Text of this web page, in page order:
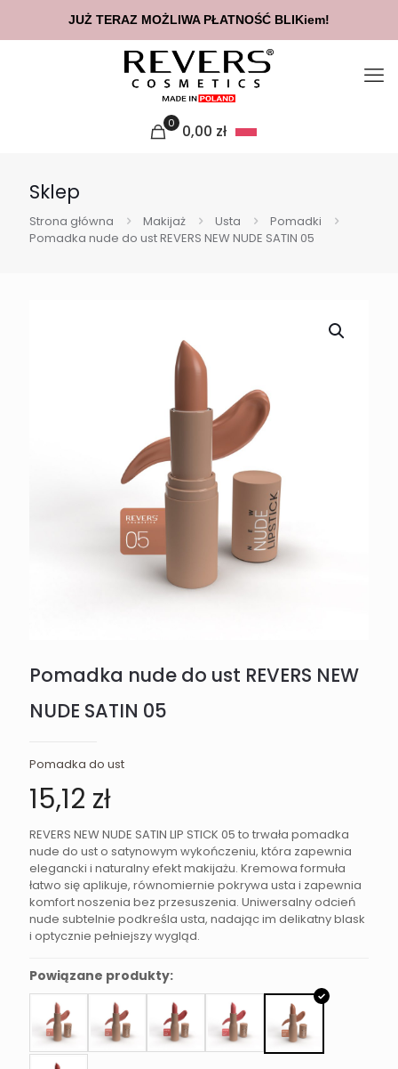
0 0,00 zł
Sklep
Strona główna Makijaż Usta
Pomadki
Pomadka nude do ust REVERS NEW NUDE SATIN 05
Pomadka nude do ust REVERS NEW
NUDE SATIN 05
Pomadka do ust
15,12 zł
REVERS NEW NUDE SATIN LIP STICK 05 to trwała pomadka
nude do ust o satynowym wykończeniu, która zapewnia
elegancki i naturalny efekt makijażu. Kremowa formuła
łatwo się aplikuje, równomiernie pokrywa usta i zapewnia
komfort noszenia bez przesuszenia. Uniwersalny odcień
nude subtelnie podkreśla usta, nadając im delikatny blask
i optycznie pełniejszy wygląd.
Powiązane produkty:
JUŻ TERAZ MOŻLIWA PŁATNOŚĆ BLIKiem!